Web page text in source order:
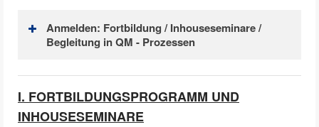
Anmelden: Fortbildung / Inhouseseminare /
Begleitung in QM - Prozessen
I. FORTBILDUNGSPROGRAMM UND
INHOUSESEMINARE